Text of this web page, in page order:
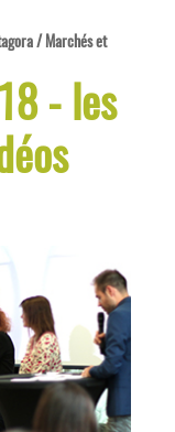
/ Marchés et
- les